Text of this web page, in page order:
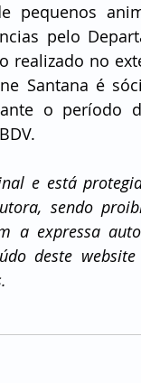
pequenos
pelo
realizado no
Santana é
o período
e está
sendo
a expressa
deste